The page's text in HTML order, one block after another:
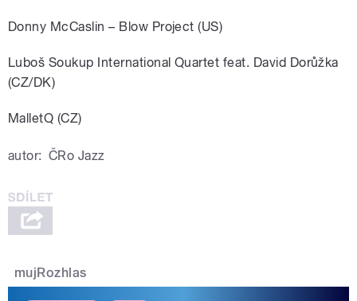
Donny McCaslin – Blow Project (US)
Luboš Soukup International Quartet feat. David Dorůžka
(CZ/DK)
MalletQ (CZ)
autor: ČRo Jazz
mujRozhlas